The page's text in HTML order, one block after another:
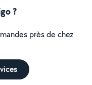
?
près de chez